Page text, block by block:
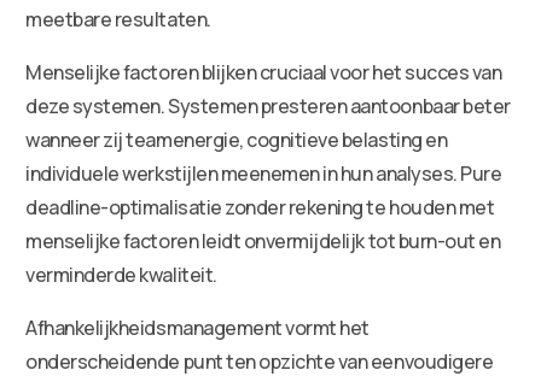
meetbare resultaten.
Menselijke factoren blijken cruciaal voor het succes van
deze systemen. Systemen presteren aantoonbaar beter
wanneer zij teamenergie, cognitieve belasting en
individuele werkstijlen meenemen in hun analyses. Pure
deadline-optimalisatie zonder rekening te houden met
menselijke factoren leidt onvermijdelijk tot burn-out en
verminderde kwaliteit.
Afhankelijkheidsmanagement vormt het
onderscheidende punt ten opzichte van eenvoudigere